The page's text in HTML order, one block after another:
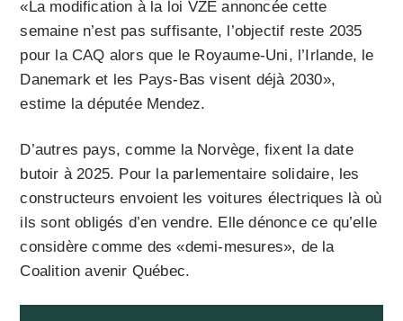
«La modification à la loi VZE annoncée cette
semaine n’est pas suffisante, l’objectif reste 2035
pour la CAQ alors que le Royaume-Uni, l’Irlande, le
Danemark et les Pays-Bas visent déjà 2030»,
estime la députée Mendez.
D’autres pays, comme la Norvège, fixent la date
butoir à 2025. Pour la parlementaire solidaire, les
constructeurs envoient les voitures électriques là où
ils sont obligés d’en vendre. Elle dénonce ce qu’elle
considère comme des «demi-mesures», de la
Coalition avenir Québec.